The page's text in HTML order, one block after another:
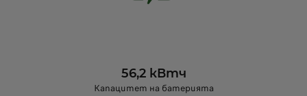
56,2 кВтч
Капацитет на батерията